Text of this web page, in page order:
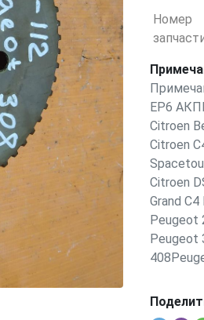
Номер
EP6
Citroen
Citroen
Citroen
Grand
Peugeot
Peugeot